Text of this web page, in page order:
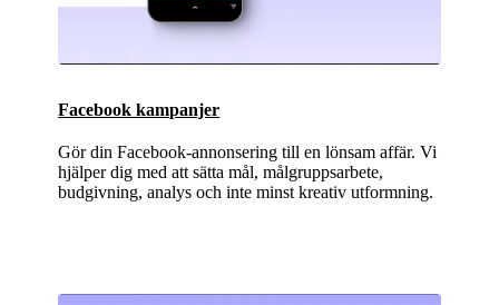
Facebook kampanjer
Gör din Facebook-annonsering till en lönsam affär. Vi
hjälper dig med att sätta mål, målgruppsarbete,
budgivning, analys och inte minst kreativ utformning.